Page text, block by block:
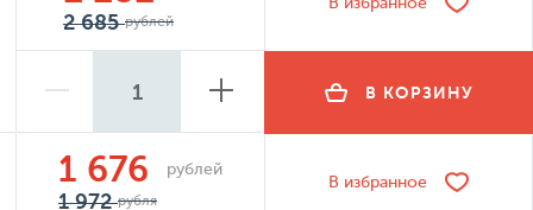
2 685рублей
В КОРЗИНУ
1 676 рублей
1 972рубля
В избранное